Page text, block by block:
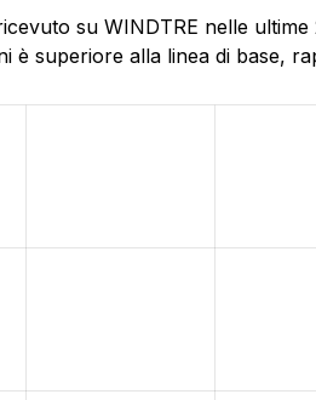
su WINDTRE nelle
superiore alla linea di base,